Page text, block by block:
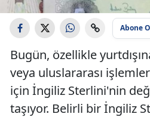
Abone
Bugün, özellikle
veya uluslararası
için İngiliz Sterlini'nin
taşıyor. Belirli bir İngiliz